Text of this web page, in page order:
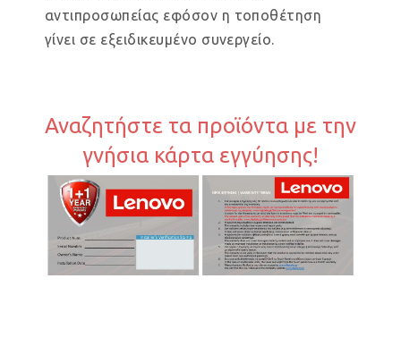
αντιπροσωπείας εφόσον η τοποθέτηση
γίνει σε εξειδικευμένο συνεργείο.
Αναζητήστε τα προϊόντα με την
γνήσια κάρτα εγγύησης!